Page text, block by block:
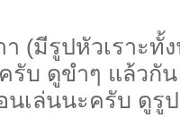
า (มีรูปหัวเราะทั้
รับ ดูขำๆ แล้วกัน
เล่นนะครับ ดูรู